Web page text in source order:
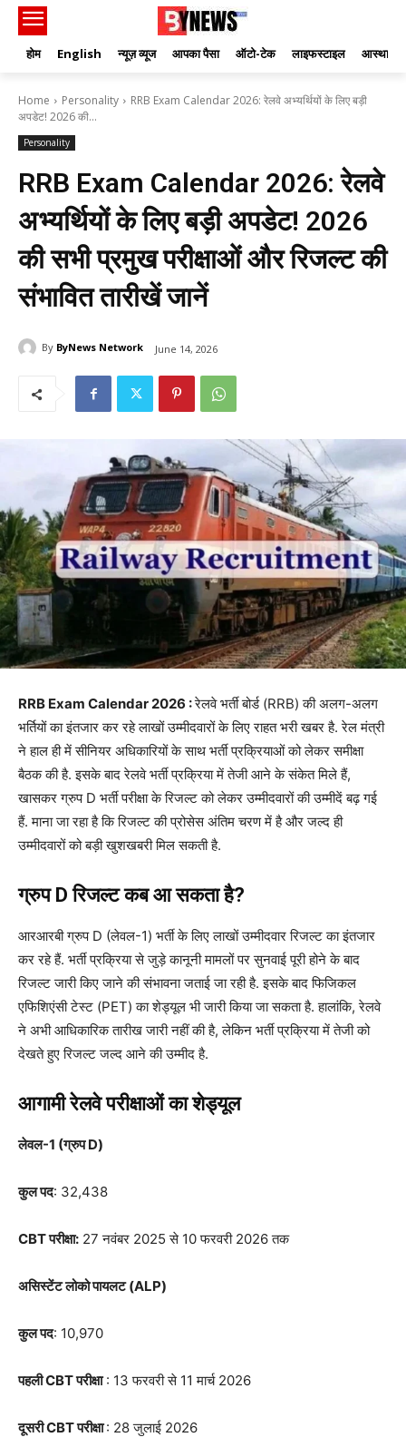
होम English न्यूज़ व्यूज आपका पैसा ऑटो-टेक लाइफस्टाइल आस्था
Home Personality
RRB Exam Calendar 2026: रेलवे अभ्यर्थियों के लिए बड़ी
अपडेट! 2026 की...
Personality
RRB Exam Calendar 2026: रेलवे
अभ्यर्थियों के लिए बड़ी अपडेट! 2026
की सभी प्रमुख परीक्षाओं और रिजल्ट की
संभावित तारीखें जानें
By ByNews Network June 14, 2026
RRB Exam Calendar 2026 :रेलवे भर्ती बोर्ड (RRB) की अलग-अलग
भर्तियों का इंतजार कर रहे लाखों उम्मीदवारों के लिए राहत भरी खबर है. रेल मंत्री
ने हाल ही में सीनियर अधिकारियों के साथ भर्ती प्रक्रियाओं को लेकर समीक्षा
बैठक की है. इसके बाद रेलवे भर्ती प्रक्रिया में तेजी आने के संकेत मिले हैं,
खासकर ग्रुप D भर्ती परीक्षा के रिजल्ट को लेकर उम्मीदवारों की उम्मीदें बढ़ गई
हैं. माना जा रहा है कि रिजल्ट की प्रोसेस अंतिम चरण में है और जल्द ही
उम्मीदवारों को बड़ी खुशखबरी मिल सकती है.
ग्रुप D रिजल्ट कब आ सकता है?
आरआरबी ग्रुप D (लेवल-1) भर्ती के लिए लाखों उम्मीदवार रिजल्ट का इंतजार
कर रहे हैं. भर्ती प्रक्रिया से जुड़े कानूनी मामलों पर सुनवाई पूरी होने के बाद
रिजल्ट जारी किए जाने की संभावना जताई जा रही है. इसके बाद फिजिकल
एफिशिएंसी टेस्ट (PET) का शेड्यूल भी जारी किया जा सकता है. हालांकि, रेलवे
ने अभी आधिकारिक तारीख जारी नहीं की है, लेकिन भर्ती प्रक्रिया में तेजी को
देखते हुए रिजल्ट जल्द आने की उम्मीद है.
आगामी रेलवे परीक्षाओं का शेड्यूल
लेवल-1 (ग्रुप D)
कुल पद: 32,438
CBT परीक्षा: 27 नवंबर 2025 से 10 फरवरी 2026 तक
असिस्टेंट लोको पायलट (ALP)
कुल पद: 10,970
पहली CBT परीक्षा: 13 फरवरी से 11 मार्च 2026
दूसरी CBT परीक्षा: 28 जुलाई 2026